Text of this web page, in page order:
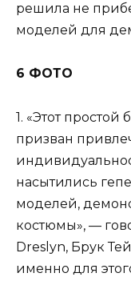
решила не
моделей для
6 ФОТО
1. «Этот
призван
насытились
моделей,
костюмы», —
Dreslyn, Брук
именно для